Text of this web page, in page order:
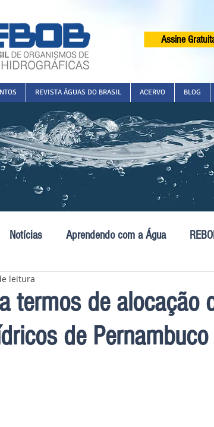
Assine
REVISTA ÁGUAS DO BRASIL ACERVO BLOG
Notícias Aprendendo com a Água
termos de alocação
de Pernambuco
leitura